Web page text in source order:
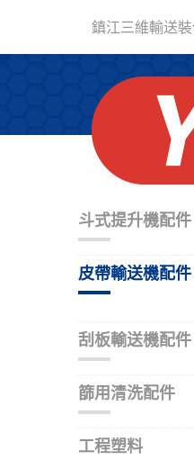
鎮江三維輸送
斗式提升機配件
皮帶輸送機配件
刮板輸送機配件
篩用清洗配件
工程塑料